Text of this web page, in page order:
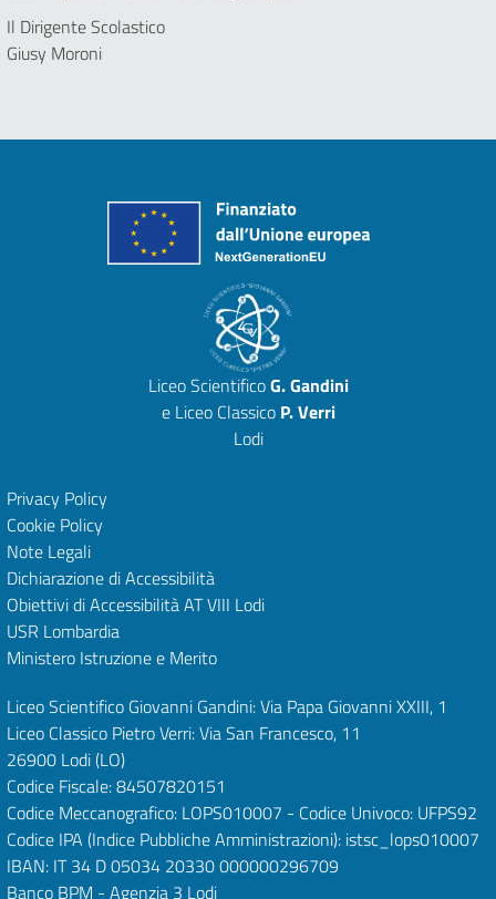
Il Dirigente Scolastico
Giusy Moroni
Liceo ScientificoG. Gandini
e Liceo Classico P. Verri
Lodi
Privacy Policy
Cookie Policy
Note Legali
Dichiarazione di Accessibilità
Obiettivi di AccessibilitàAT VIII Lodi
USR Lombardia
Ministero Istruzione e Merito
Liceo Scientifico Giovanni Gandini: Via Papa Giovanni XXIII, 1
Liceo Classico Pietro Verri: Via San Francesco, 11
26900 Lodi(LO)
Codice Fiscale: 84507820151
Codice Meccanografico: LOPS010007 - Codice Univoco: UFPS92
Codice IPA (Indice Pubbliche Amministrazioni): istsc_lops010007
IBAN: IT 34 D 05034 20330 000000296709
Banco BPM - Agenzia 3 Lodi